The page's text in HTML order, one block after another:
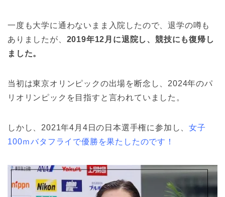
一度も大学に通わないまま入院したので、退学の噂も
ありましたが、 2019年12月に退院し、競技にも復帰し
ました。
当初は東京オリンピックの出場を断念し、2024年のパ
リオリンピックを目指すと言われていました。
しかし、2021年4月4日の日本選手権に参加し、女子
100ｍバタフライで優勝を果たしたのです！